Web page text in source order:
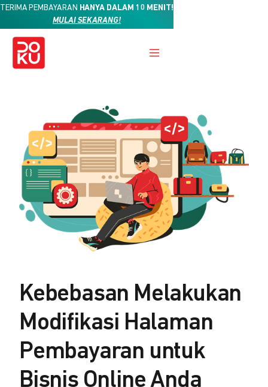
TERIMA PEMBAYARAN HANYA DALAM 10 MENIT!
MULAI SEKARANG!
Kebebasan Melakukan
Modifikasi Halaman
Pembayaran untuk
Bisnis Online Anda